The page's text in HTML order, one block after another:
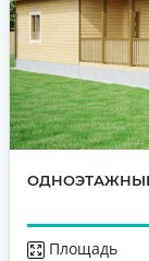
ОДНОЭТАЖНЫЙ
Площадь